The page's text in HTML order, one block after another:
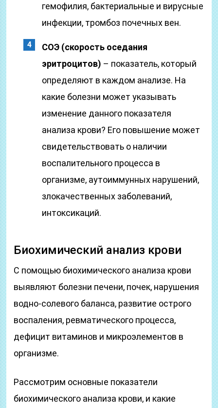
гемофилия, бактериальные и вирусные
инфекции, тромбоз почечных вен.
СОЭ (скорость оседания
эритроцитов) – показатель, который
определяют в каждом анализе. На
какие болезни может указывать
изменение данного показателя
анализа крови? Его повышение может
свидетельствовать о наличии
воспалительного процесса в
организме, аутоиммунных нарушений,
злокачественных заболеваний,
интоксикаций.
Биохимический анализ крови
С помощью биохимического анализа крови
выявляют болезни печени, почек, нарушения
водно-солевого баланса, развитие острого
воспаления, ревматического процесса,
дефицит витаминов и микроэлементов в
организме.
Рассмотрим основные показатели
биохимического анализа крови, и какие